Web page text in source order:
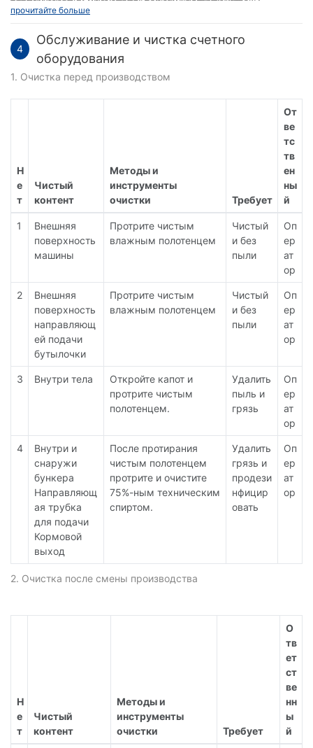
проектируем разумную производственную линию и
прочего, наполнение капсул, блистерную упаковку,
смешивание, подсчет, грануляцию в псевдоожиженном
слое, чистую комнату, мягкую алюминиевую упаковку и т.
количеству европейских рынков для клиентов.
прочитайте больше
4
Обслуживание и чистка счетного
оборудования
1. Очистка перед производством
Н
е
т
Чистый
контент
Методы и
инструменты
очистки
Требует
От
ве
тс
тв
ен
ны
й
1
Внешняя
поверхность
машины
Протрите чистым
влажным полотенцем
Чистый
и без
пыли
Оп
ер
ат
ор
2
Внешняя
поверхность
направляющ
ей подачи
бутылочки
Протрите чистым
влажным полотенцем
Чистый
и без
пыли
Оп
ер
ат
ор
3 Внутри тела
Откройте капот и
протрите чистым
полотенцем.
Удалить
пыль и
грязь
Оп
ер
ат
ор
4
Внутри и
снаружи
бункера
Направляющ
ая трубка
для подачи
Кормовой
выход
После протирания
чистым полотенцем
протрите и очистите
75%-ным техническим
спиртом.
Удалить
грязь и
продези
нфицир
овать
Оп
ер
ат
ор
2. Очистка после смены производства
Н
е
т
Чистый
контент
Методы и
инструменты
очистки
Требует
О
тв
ет
ст
ве
нн
ы
й